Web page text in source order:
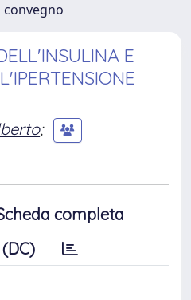
E
;
completa